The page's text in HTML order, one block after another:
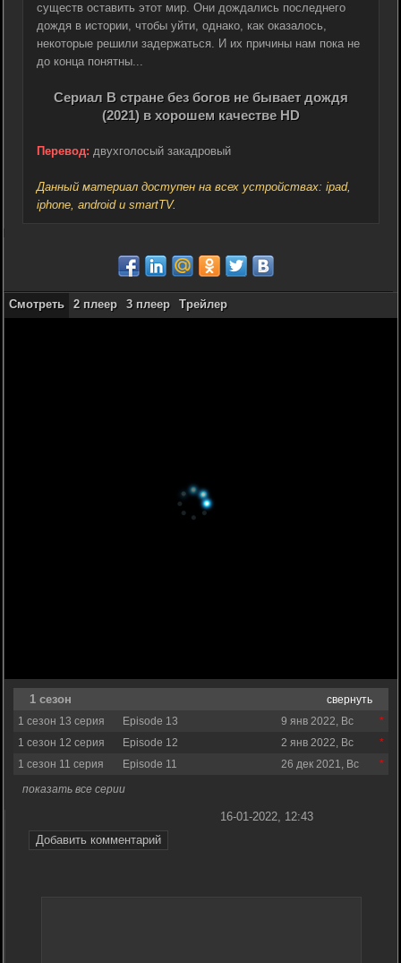
существ оставить этот мир. Они дождались последнего
дождя в истории, чтобы уйти, однако, как оказалось,
некоторые решили задержаться. И их причины нам пока не
до конца понятны...
Сериал В стране без богов не бывает дождя
(2021) в хорошем качестве HD
Перевод: двухголосый закадровый
Данный материал доступен на всех устройствах: ipad,
iphone, android и smartTV.
Смотреть 2 плеер 3 плеер Трейлер
1 сезон
свернуть
1 сезон 13 серия
Episode 13
9 янв 2022, Вс
1 сезон 12 серия
Episode 12
2 янв 2022, Вс
1 сезон 11 серия
Episode 11
26 дек 2021, Вс
показать все серии
Добавить комментарий
16-01-2022, 12:43